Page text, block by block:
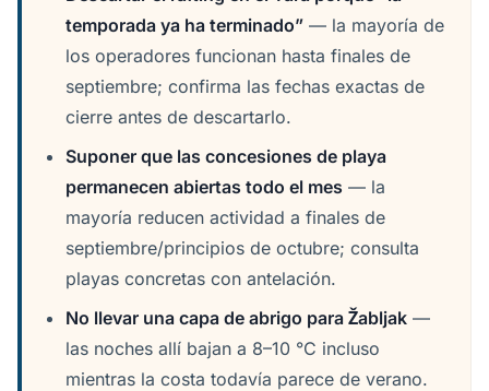
temporada ya ha terminado” — la mayoría de
los operadores funcionan hasta finales de
septiembre; confirma las fechas exactas de
cierre antes de descartarlo.
Suponer que las concesiones de playa
permanecen abiertas todo el mes — la
mayoría reducen actividad a finales de
septiembre/principios de octubre; consulta
playas concretas con antelación.
No llevar una capa de abrigo para Žabljak —
las noches allí bajan a 8–10 °C incluso
mientras la costa todavía parece de verano.